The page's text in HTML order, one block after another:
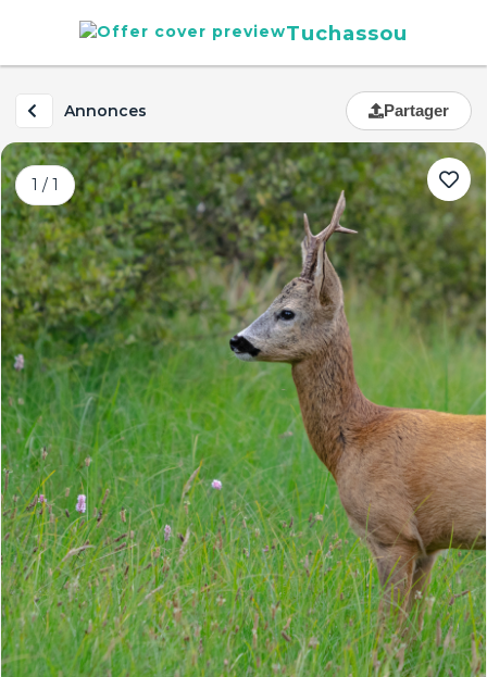
Tuchassou
Annonces Partager
1 / 1